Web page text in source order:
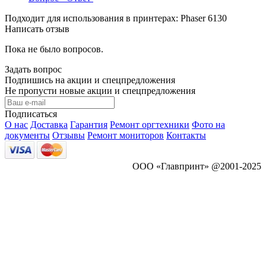
Подходит для использования в принтерах: Phaser 6130
Написать отзыв
Пока не было вопросов.
Задать вопрос
Подпишись на акции и спецпредложения
Не пропусти новые акции и спецпредложения
Подписаться
О нас Доставка Гарантия Ремонт оргтехники Фото на
документы Отзывы Ремонт мониторов Контакты
ООО «Главпринт» @2001-2025